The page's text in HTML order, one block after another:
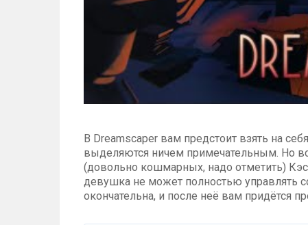
В Dreamscaper вам предстоит взять на
выделяются ничем примечательным. Но
(довольно кошмарных, надо отметить)
девушка не может полностью управлять
окончательна, и после неё вам придётся